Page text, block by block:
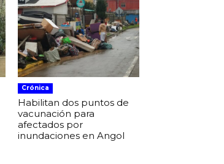
Crónica
Habilitan dos puntos de
vacunación para
afectados por
inundaciones en Angol